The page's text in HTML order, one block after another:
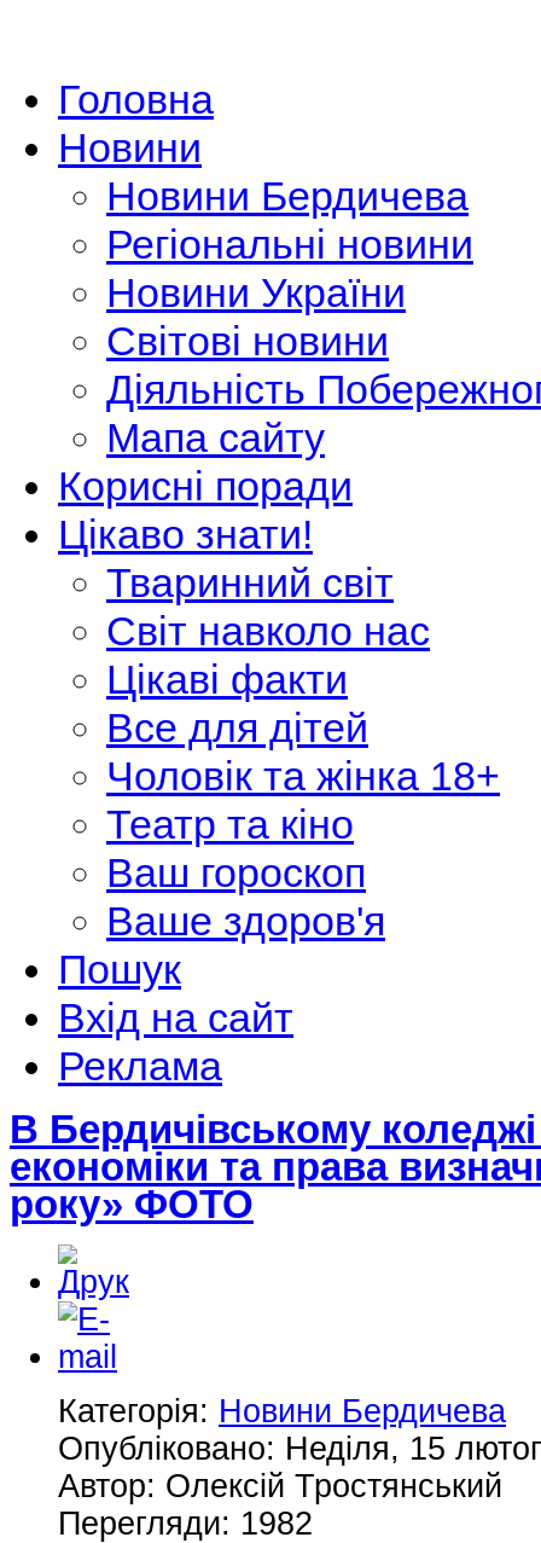
Головна
Новини
Новини Бердичева
Регіональні новини
Новини України
Світові новини
Діяльність
Мапа сайту
Корисні поради
Цікаво знати!
Тваринний світ
Світ навколо нас
Цікаві факти
Все для дітей
Чоловік та жінка 18+
Театр та кіно
Ваш гороскоп
Ваше здоров'я
Пошук
Вхід на сайт
Реклама
В Бердичівському
економіки та права
року» ФОТО
Категорія: Новини Бердичева
Опубліковано: Неділя, 15
Автор: Олексій Тростянський
Перегляди: 1982